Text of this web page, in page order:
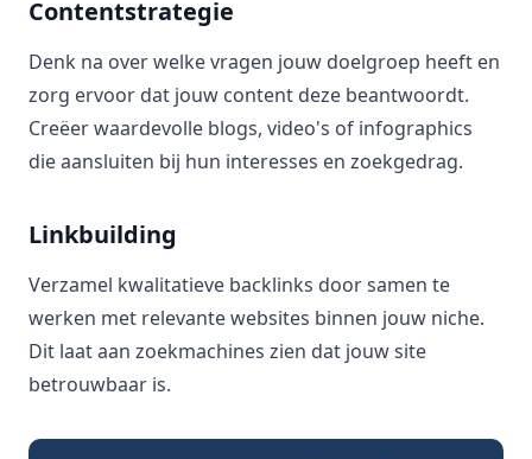
Contentstrategie
Denk na over welke vragen jouw doelgroep heeft en
zorg ervoor dat jouw content deze beantwoordt.
Creëer waardevolle blogs, video's of infographics
die aansluiten bij hun interesses en zoekgedrag.
Linkbuilding
Verzamel kwalitatieve backlinks door samen te
werken met relevante websites binnen jouw niche.
Dit laat aan zoekmachines zien dat jouw site
betrouwbaar is.